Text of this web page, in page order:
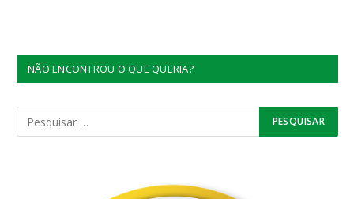
NÃO ENCONTROU O QUE QUERIA?